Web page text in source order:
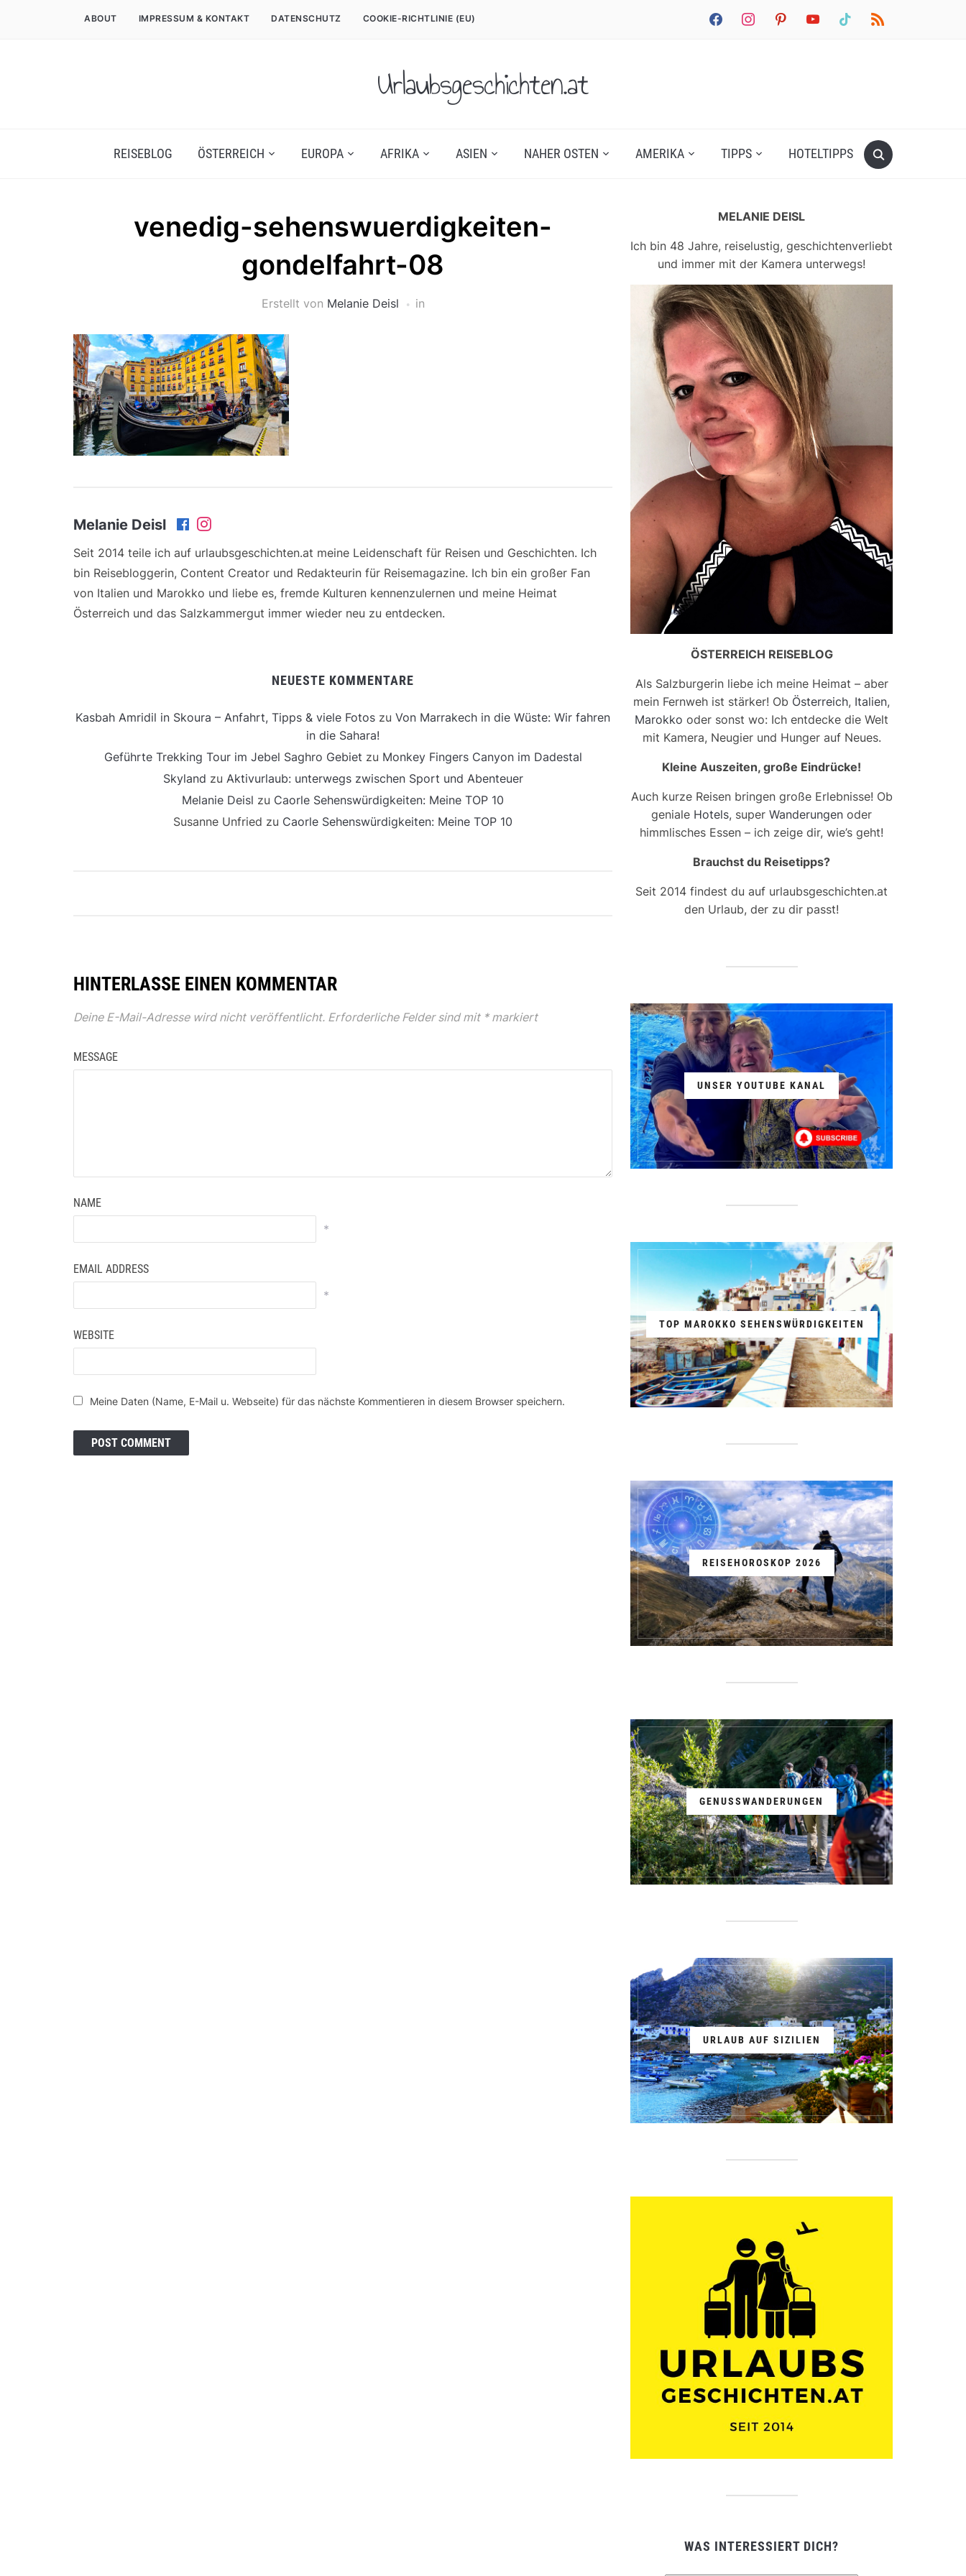
facebookinstagrampinterestyoutube tiktok rss
ABOUT IMPRESSUM & KONTAKT DATENSCHUTZ COOKIE-RICHTLINIE (EU)
Urlaubsgeschichten.at
REISEBLOG ÖSTERREICH EUROPA AFRIKA ASIEN NAHER OSTEN AMERIKA TIPPS HOTELTIPPS
venedig-sehenswuerdigkeiten-
gondelfahrt-08
Erstellt von Melanie Deisl in
Melanie Deisl
Seit 2014 teile ich auf urlaubsgeschichten.at meine Leidenschaft für Reisen und Geschichten. Ich
bin Reisebloggerin, Content Creator und Redakteurin für Reisemagazine. Ich bin ein großer Fan
von Italien und Marokko und liebe es, fremde Kulturen kennenzulernen und meine Heimat
Österreich und das Salzkammergut immer wieder neu zu entdecken.
NEUESTE KOMMENTARE
Kasbah Amridil in Skoura – Anfahrt, Tipps & viele Fotos zu Von Marrakech in die Wüste: Wir fahren
in die Sahara!
Geführte Trekking Tour im Jebel Saghro Gebiet zu Monkey Fingers Canyon im Dadestal
Skyland zu Aktivurlaub: unterwegs zwischen Sport und Abenteuer
Melanie Deisl zu Caorle Sehenswürdigkeiten: Meine TOP 10
Susanne Unfried zu Caorle Sehenswürdigkeiten: Meine TOP 10
HINTERLASSE EINEN KOMMENTAR
Deine E-Mail-Adresse wird nicht veröffentlicht. Erforderliche Felder sind mit *markiert
MESSAGE
NAME
*
EMAIL ADDRESS
*
WEBSITE
Meine Daten (Name, E-Mail u. Webseite) für das nächste Kommentieren in diesem Browser speichern.
MELANIE DEISL
Ich bin 48 Jahre, reiselustig, geschichtenverliebt
und immer mit der Kamera unterwegs!
ÖSTERREICH REISEBLOG
Als Salzburgerin liebe ich meine Heimat – aber
mein Fernweh ist stärker! Ob Österreich, Italien,
Marokko oder sonst wo: Ich entdecke die Welt
mit Kamera, Neugier und Hunger auf Neues.
Kleine Auszeiten, große Eindrücke!
Auch kurze Reisen bringen große Erlebnisse! Ob
geniale Hotels, super Wanderungen oder
himmlisches Essen – ich zeige dir, wie’s geht!
Brauchst du Reisetipps?
Seit 2014 findest du auf urlaubsgeschichten.at
den Urlaub, der zu dir passt!
UNSER YOUTUBE KANAL
TOP MAROKKO SEHENSWÜRDIGKEITEN
REISEHOROSKOP 2026
GENUSSWANDERUNGEN
URLAUB AUF SIZILIEN
WAS INTERESSIERT DICH?